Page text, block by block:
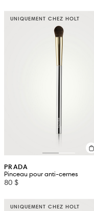
UNIQUEMENT CHEZ HOLT
PRADA
Pinceau pour anti-cernes
80 $
UNIQUEMENT CHEZ HOLT